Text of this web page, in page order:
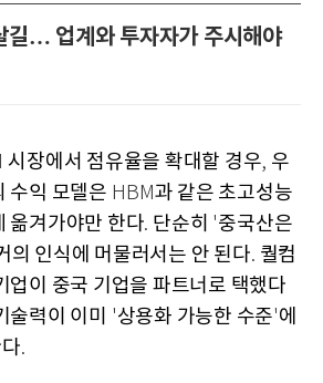
길… 업계와 투자자가 주시해야
시장에서 점유율을 확대할 경우, 우
수익 모델은 HBM과 같은 초고성능
옮겨가야만 한다. 단순히 '중국산은
의 인식에 머물러서는 안 된다. 퀄컴
업이 중국 기업을 파트너로 택했다
술력이 이미
'상용화 가능한 수준'에
.